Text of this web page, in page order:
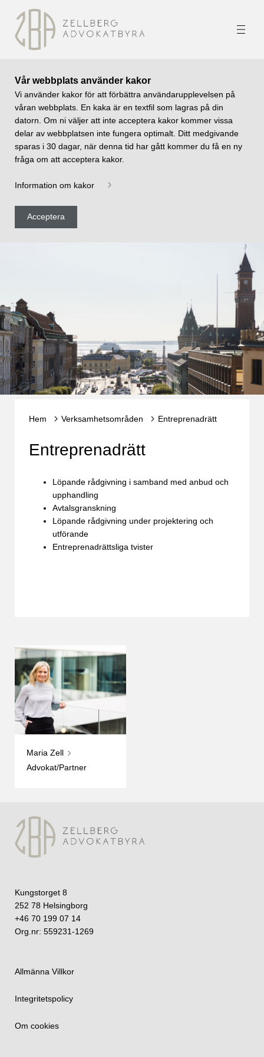
Vår webbplats använder kakor
Vi använder kakor för att förbättra användarupplevelsen på
våran webbplats. En kaka är en textfil som lagras på din
datorn. Om ni väljer att inte acceptera kakor kommer vissa
delar av webbplatsen inte fungera optimalt. Ditt medgivande
sparas i 30 dagar, när denna tid har gått kommer du få en ny
fråga om att acceptera kakor.
Information om kakor
Acceptera
Hem Verksamhetsområden Entreprenadrätt
Entreprenadrätt
Löpande rådgivning i samband med anbud och
upphandling
Avtalsgranskning
Löpande rådgivning under projektering och
utförande
Entreprenadrättsliga tvister
Maria Zell
Advokat/Partner
Kungstorget 8
252 78 Helsingborg
+46 70 199 07 14
Org.nr: 559231-1269
Allmänna Villkor
Integritetspolicy
Om cookies